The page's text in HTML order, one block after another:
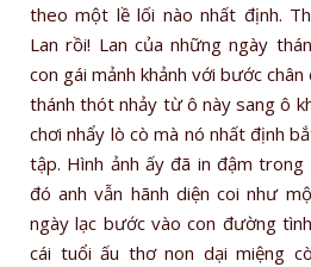
theo một lề lối nào nhất định.
Lan rồi! Lan của những ngày
con gái mảnh khảnh với bước
thánh thót nhảy từ ô này sang ô
chơi nhẩy lò cò mà nó nhất định
tập. Hình ảnh ấy đã in đậm
đó anh vẫn hãnh diện coi như
ngày lạc bước vào con đường
cái tuổi ấu thơ non dại miệng